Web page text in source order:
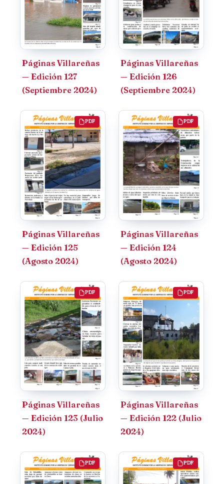
Páginas Villareñas
— Edición 127
(Septiembre 2024)
Páginas Villareñas
— Edición 126
(Septiembre 2024)
PDF
Páginas Villareñas
— Edición 125
(Agosto 2024)
PDF
Páginas Villareñas
— Edición 124
(Agosto 2024)
PDF
Páginas Villareñas
— Edición 123 (Julio
2024)
PDF
Páginas Villareñas
— Edición 122 (Julio
2024)
PDF PDF